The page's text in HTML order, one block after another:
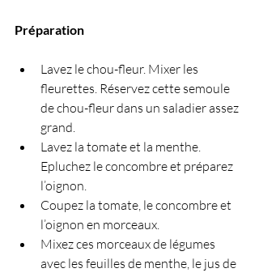
Préparation
Lavez le chou-fleur. Mixer les
fleurettes. Réservez cette semoule
de chou-fleur dans un saladier assez
grand.
Lavez la tomate et la menthe.
Epluchez le concombre et préparez
l’oignon.
Coupez la tomate, le concombre et
l’oignon en morceaux.
Mixez ces morceaux de légumes
avec les feuilles de menthe, le jus de